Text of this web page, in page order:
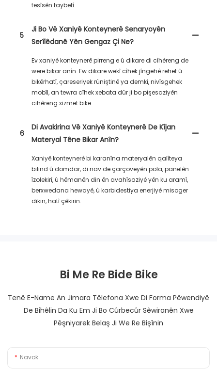
tesîsên taybetî.
5
Ji Bo Vê Xaniyê Konteynerê Senaryoyên
Serîlêdanê Yên Gengaz Çi Ne?
Ev xaniyê konteynerê pirreng e û dikare di cîhêreng de
were bikar anîn. Ew dikare wekî cîhek jîngehê rehet û
bikêrhatî, çareseriyek rûniştinê ya demkî, nivîsgehek
mobîl, an tewra cîhek xebata dûr ji bo pîşesaziyên
cihêreng xizmet bike.
6
Di Avakirina Vê Xaniyê Konteynerê De Kîjan
Materyal Têne Bikar Anîn?
Xaniyê konteynerê bi karanîna materyalên qalîteya
bilind û domdar, di nav de çarçoveyên pola, panelên
îzolekirî, û hêmanên din ên avahîsaziyê yên ku aramî,
berxwedana hewayê, û karbidestiya enerjiyê misoger
dikin, hatî çêkirin.
Bi Me Re Bide Bike
Tenê E-Name An Jimara Têlefona Xwe Di Forma Pêwendiyê
De Bihêlin Da Ku Em Ji Bo Cûrbecûr Sêwiranên Xwe
Pêşniyarek Belaş Ji We Re Bişînin
Navok